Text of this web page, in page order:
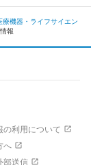
療機器・ライフサイエン
報
の利用について
へ
部送信